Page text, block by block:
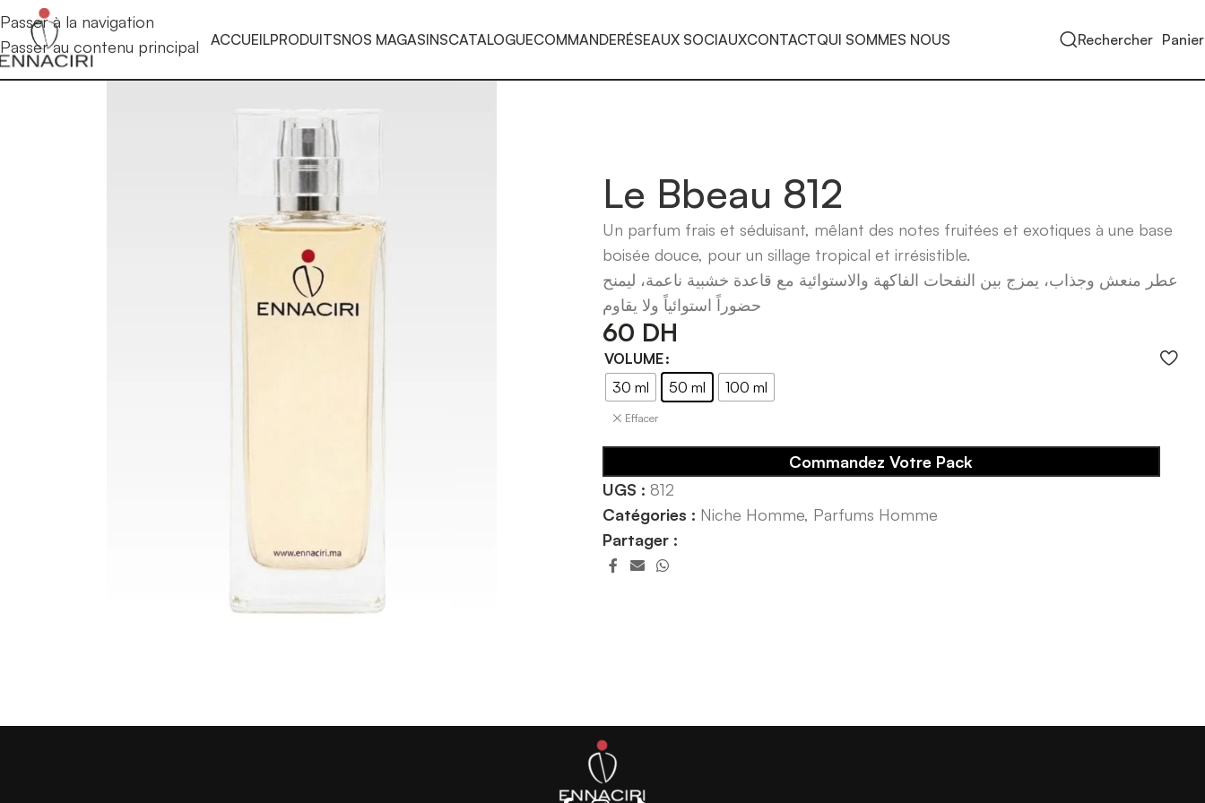
Passer à la navigation
Passer au contenu principal
ACCUEILPRODUITSNOS MAGASINSCATALOGUECOMMANDERÉSEAUX SOCIAUXCONTACTQUI SOMMES NOUS Rechercher Panier
Le Bbeau 812
Un parfum frais et séduisant, mêlant des notes fruitées et exotiques à une base
boisée douce, pour un sillage tropical et irrésistible.
عطر منعش وجذاب، يمزج بين النفحات الفاكهة والاستوائية مع قاعدة خشبية ناعمة، ليمنح
حضوراً استوائياً ولا يقاوم
60 DH
VOLUME
30 ml
50 ml 100 ml
Effacer
Commandez Votre Pack
UGS : 812
Catégories : Niche Homme, Parfums Homme
Partager :